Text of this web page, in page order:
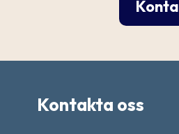
Kontakta oss